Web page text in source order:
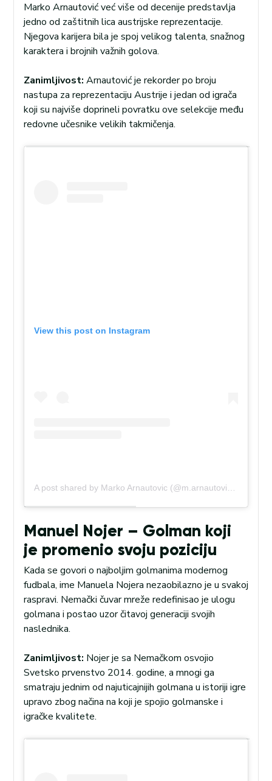
Marko Arnautović već više od decenije predstavlja
jedno od zaštitnih lica austrijske reprezentacije.
Njegova karijera bila je spoj velikog talenta, snažnog
karaktera i brojnih važnih golova.
Zanimljivost: Arnautović je rekorder po broju
nastupa za reprezentaciju Austrije i jedan od igrača
koji su najviše doprineli povratku ove selekcije među
redovne učesnike velikih takmičenja.
View this post on Instagram
A post shared by Marko Arnautovic (@m.arnautovic7)
Manuel Nojer – Golman koji
je promenio svoju poziciju
Kada se govori o najboljim golmanima modernog
fudbala, ime Manuela Nojera nezaobilazno je u svakoj
raspravi. Nemački čuvar mreže redefinisao je ulogu
golmana i postao uzor čitavoj generaciji svojih
naslednika.
Zanimljivost: Nojer je sa Nemačkom osvojio
Svetsko prvenstvo 2014. godine, a mnogi ga
smatraju jednim od najuticajnijih golmana u istoriji igre
upravo zbog načina na koji je spojio golmanske i
igračke kvalitete.